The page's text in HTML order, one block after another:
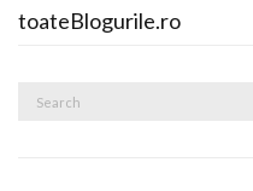
toateBlogurile.ro